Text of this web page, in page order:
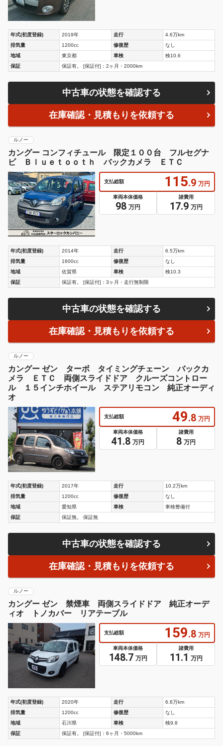
年式(初度登録) 2019年 走行
4.6万km
排気量
1200cc 修復歴
なし
地域
東京都 車検
検10.6
保証
保証有。 [保証付]：2ヶ月・2000km
中古車の状態を確認する
在庫確認・見積もりを依頼する
ルノー
カングー コンフィチュール 限定１００台 フルセグナ
ビ Ｂｌｕｅｔｏｏｔｈ バックカメラ ＥＴＣ
支払総額 115.9 万円
車両本体価格
98 万円
諸費用
17.9 万円
年式(初度登録) 2014年 走行
6.5万km
排気量
1600cc 修復歴
なし
地域
佐賀県 車検
検10.3
保証
保証有。 [保証付]：3ヶ月・走行無制限
中古車の状態を確認する
在庫確認・見積もりを依頼する
ルノー
カングー ゼン ターボ タイミングチェーン バックカ
メラ ＥＴＣ 両側スライドドア クルーズコントロー
ル １５インチホイール ステアリモコン 純正オーディ
オ
支払総額 49.8 万円
車両本体価格
41.8 万円
諸費用
8 万円
年式(初度登録) 2017年 走行
10.2万km
排気量
1200cc 修復歴
なし
地域
愛知県 車検
車検整備付
保証
保証無。 保証無
中古車の状態を確認する
在庫確認・見積もりを依頼する
ルノー
カングー ゼン 禁煙車 両側スライドドア 純正オーデ
ィオ トノカバー リアテーブル
支払総額 159.8 万円
車両本体価格
148.7 万円
諸費用
11.1 万円
年式(初度登録) 2020年 走行
6.8万km
排気量
1200cc 修復歴
なし
地域
石川県 車検
検9.8
保証
保証有。 [保証付]：6ヶ月・5000km